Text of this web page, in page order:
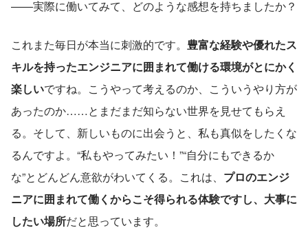
——実際に働いてみて、どのような感想を持ちましたか？
これまた毎日が本当に刺激的です。 豊富な経験や優れたス
キルを持ったエンジニアに囲まれて働ける環境がとにかく
楽しいですね。こうやって考えるのか、こういうやり方が
あったのか……とまだまだ知らない世界を見せてもらえ
る。そして、新しいものに出会うと、私も真似をしたくな
るんですよ。“私もやってみたい！”“自分にもできるか
な”とどんどん意欲がわいてくる。これは、 プロのエンジ
ニアに囲まれて働くからこそ得られる体験ですし、大事に
したい場所だと思っています。